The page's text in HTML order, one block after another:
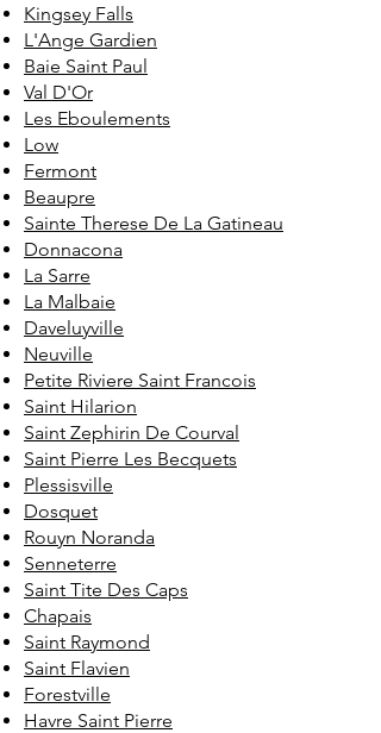
Kingsey Falls
L'Ange Gardien
Baie Saint Paul
Val D'Or
Les Eboulements
Low
Fermont
Beaupre
Sainte Therese De La Gatineau
Donnacona
La Sarre
La Malbaie
Daveluyville
Neuville
Petite Riviere Saint Francois
Saint Hilarion
Saint Zephirin De Courval
Saint Pierre Les Becquets
Plessisville
Dosquet
Rouyn Noranda
Senneterre
Saint Tite Des Caps
Chapais
Saint Raymond
Saint Flavien
Forestville
Havre Saint Pierre